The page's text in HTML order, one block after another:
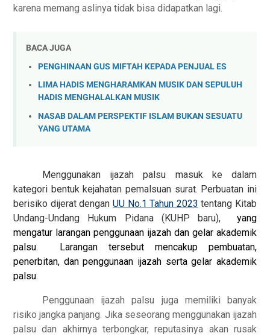
karena memang aslinya tidak bisa didapatkan lagi.
BACA JUGA
PENGHINAAN GUS MIFTAH KEPADA PENJUAL ES
LIMA HADIS MENGHARAMKAN MUSIK DAN SEPULUH
HADIS MENGHALALKAN MUSIK
NASAB DALAM PERSPEKTIF ISLAM BUKAN SESUATU
YANG UTAMA
Menggunakan ijazah palsu masuk ke dalam
kategori bentuk kejahatan pemalsuan surat. Perbuatan ini
berisiko dijerat dengan UU No.1 Tahun 2023 tentang Kitab
Undang-Undang Hukum Pidana (KUHP baru),
yang
mengatur larangan penggunaan ijazah dan gelar akademik
palsu. Larangan tersebut mencakup pembuatan,
penerbitan, dan penggunaan ijazah serta gelar akademik
palsu.
Penggunaan ijazah palsu juga memiliki banyak
risiko jangka panjang. Jika seseorang menggunakan ijazah
palsu dan akhirnya terbongkar, reputasinya akan rusak